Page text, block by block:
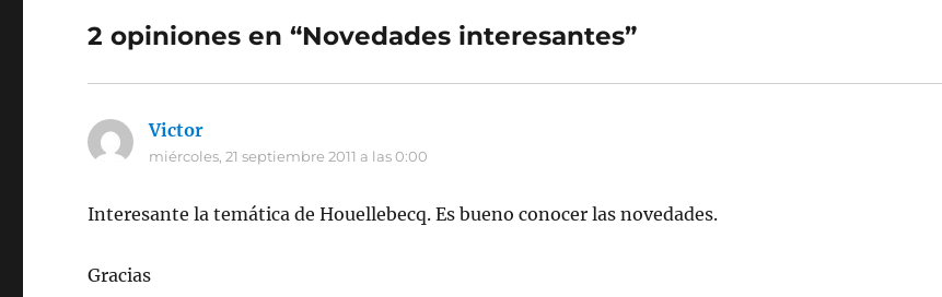
2 opiniones en “Novedades interesantes”
Victor
miércoles, 21 septiembre 2011 a las 0:00
Interesante la temática de Houellebecq. Es bueno conocer las novedades.
Gracias